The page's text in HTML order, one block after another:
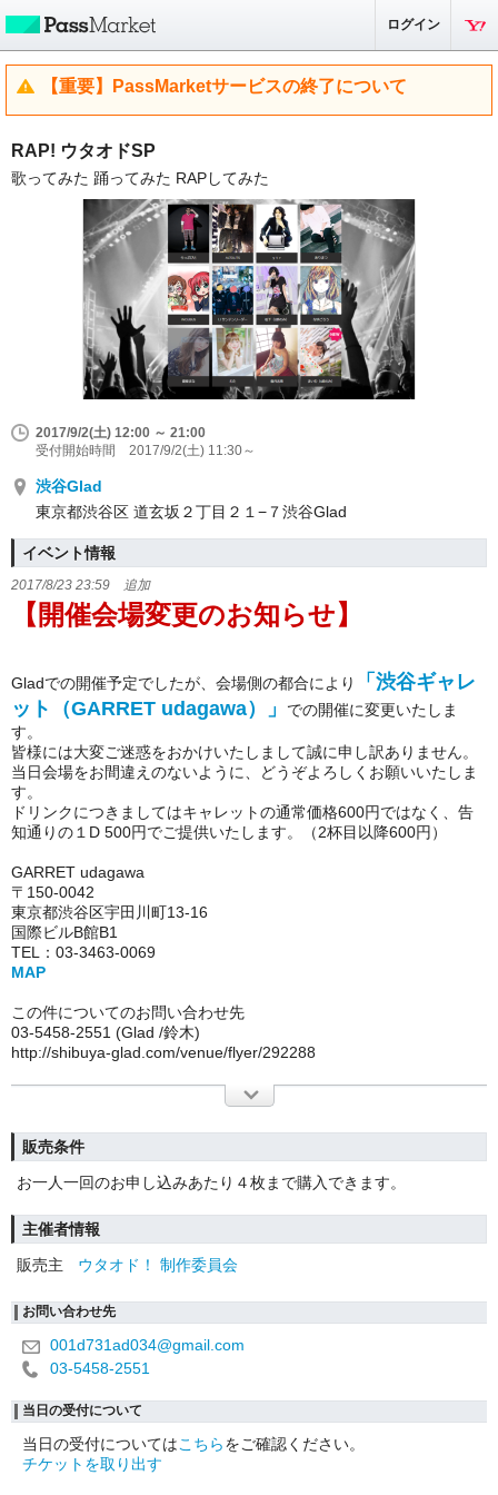
ログイン
【重要】PassMarketサービスの終了について
RAP! ウタオドSP
歌ってみた 踊ってみた RAPしてみた
2017/9/2(土) 12:00 ～ 21:00
受付開始時間 2017/9/2(土) 11:30～
渋谷Glad
東京都渋谷区 道玄坂２丁目２１−７渋谷Glad
イベント情報
2017/8/23 23:59 追加
【開催会場変更のお知らせ】
Gladでの開催予定でしたが、会場側の都合により
「渋谷ギャレ
ット（GARRET udagawa）」
での開催に変更いたしま
す。
皆様には大変ご迷惑をおかけいたしまして誠に申し訳ありません。
当日会場をお間違えのないように、どうぞよろしくお願いいたしま
す。
ドリンクにつきましてはキャレットの通常価格600円ではなく、告
知通りの１D 500円でご提供いたします。（2杯目以降600円）
GARRET udagawa
〒150-0042
東京都渋谷区宇田川町13-16
国際ビルB館B1
TEL：03-3463-0069
MAP
この件についてのお問い合わせ先
03-5458-2551 (Glad /鈴木)
http://shibuya-glad.com/venue/flyer/292288
販売条件
お一人一回のお申し込みあたり４枚まで購入できます。
主催者情報
販売主
ウタオド！ 制作委員会
お問い合わせ先
001d731ad034@gmail.com
03-5458-2551
当日の受付について
当日の受付についてはこちらをご確認ください。
チケットを取り出す